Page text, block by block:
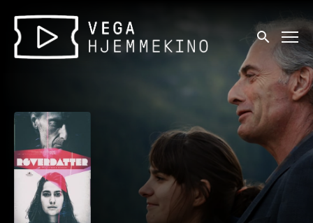
Tilgjengelighetslenker
Søk